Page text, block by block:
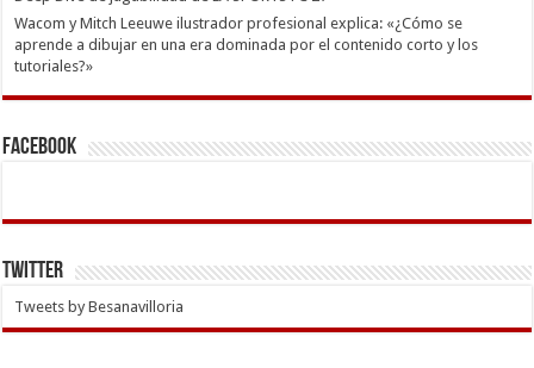
Wacom y Mitch Leeuwe ilustrador profesional explica: «¿Cómo se
aprende a dibujar en una era dominada por el contenido corto y los
tutoriales?»
Facebook
Twitter
Tweets by Besanavilloria